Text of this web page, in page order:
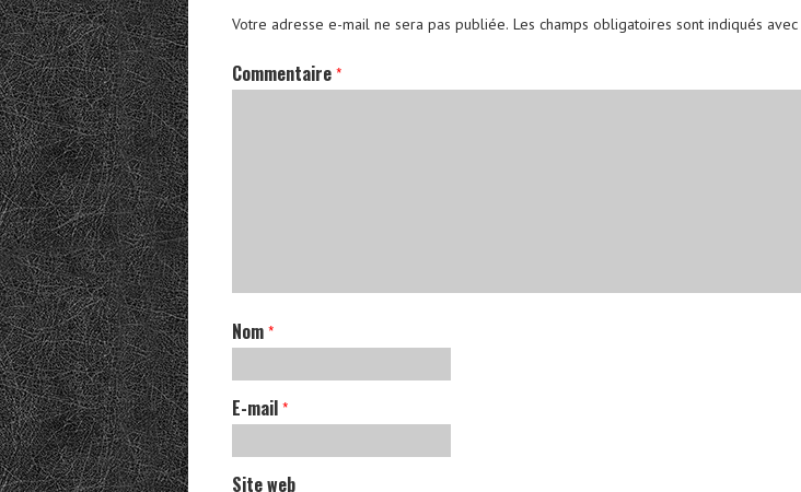
Votre adresse e-mail ne sera pas publiée. Les champs obligatoires sont indiqués avec
Commentaire *
Nom *
E-mail *
Site web